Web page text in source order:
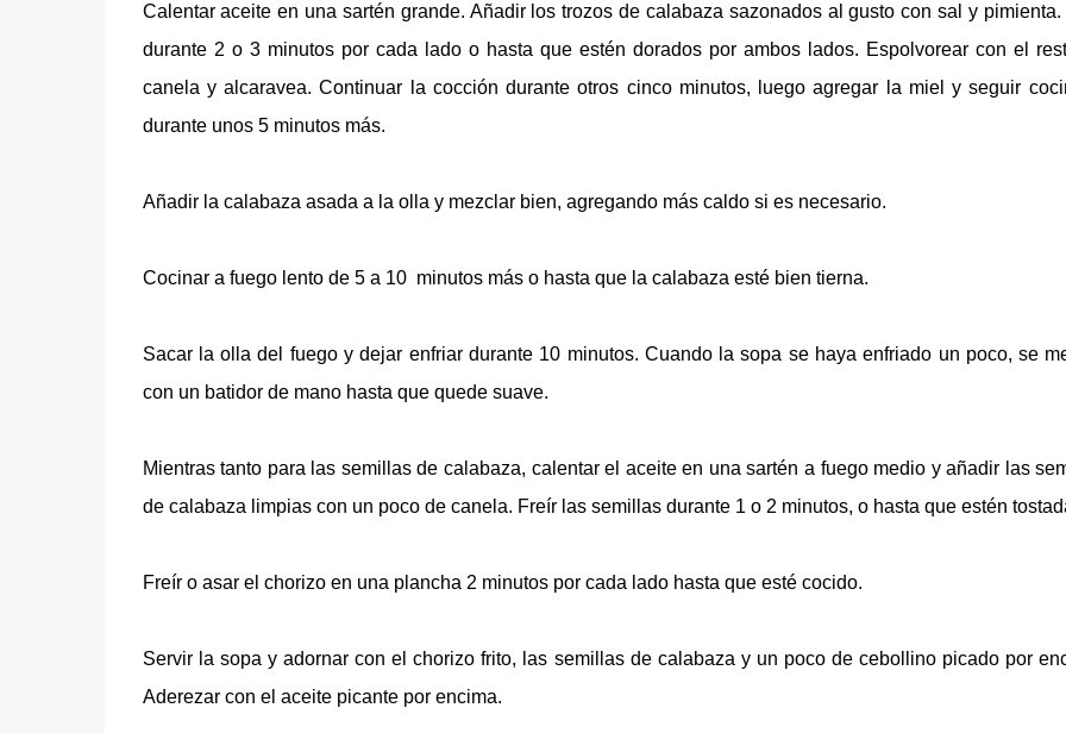
Calentar aceite en una sartén grande. Añadir los trozos de calabaza sazonados al gusto con sal y pimienta.
durante 2 o 3 minutos por cada lado o hasta que estén dorados por ambos lados. Espolvorear con el
canela y alcaravea. Continuar la cocción durante otros cinco minutos, luego agregar la miel y seguir
durante unos 5 minutos más.
Añadir la calabaza asada a la olla y mezclar bien, agregando más caldo si es necesario.
Cocinar a fuego lento de 5 a 10 minutos más o hasta que la calabaza esté bien tierna.
Sacar la olla del fuego y dejar enfriar durante 10 minutos. Cuando la sopa se haya enfriado un poco, se
con un batidor de mano hasta que quede suave.
Mientras tanto para las semillas de calabaza, calentar el aceite en una sartén a fuego medio y añadir las
de calabaza limpias con un poco de canela. Freír las semillas durante 1 o 2 minutos, o hasta que estén
Freír o asar el chorizo en una plancha 2 minutos por cada lado hasta que esté cocido.
Servir la sopa y adornar con el chorizo frito, las semillas de calabaza y un poco de cebollino picado por
Aderezar con el aceite picante por encima.